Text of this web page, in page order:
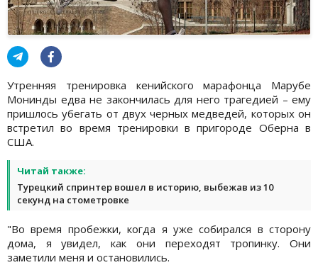
Утренняя тренировка кенийского марафонца Марубе
Монинды едва не закончилась для него трагедией – ему
пришлось убегать от двух черных медведей, которых он
встретил во время тренировки в пригороде Оберна в
США.
Читай также:
Турецкий спринтер вошел в историю, выбежав из 10
секунд на стометровке
"Во время пробежки, когда я уже собирался в сторону
дома, я увидел, как они переходят тропинку. Они
заметили меня и остановились.